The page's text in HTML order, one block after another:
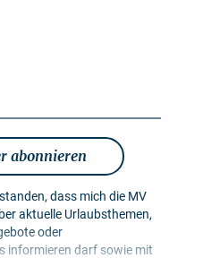
abonnieren
dass mich die MV
oder
informieren darf sowie mit